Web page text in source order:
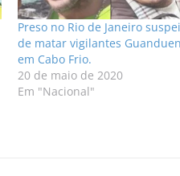
Preso no Rio de Janeiro
de matar vigilantes
em Cabo Frio.
20 de maio de 2020
Em "Nacional"